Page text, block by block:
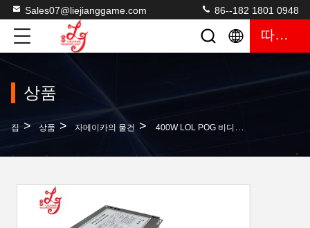
Sales07@liejianggame.com 86--182 1801 0948
따옴표
상품
집 > 상품 > 자메이카의 물건 > 400W LOL POG 비디오 전문 071-400W 게임 전원 공급 장치 스위칭 슬롯 게임 전원 공급 장치 판매